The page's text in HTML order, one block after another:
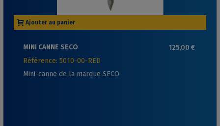
Ajouter au panier
MINI CANNE SECO 125,00 €
Référence: 5010-00-RED
Mini-canne de la marque SECO